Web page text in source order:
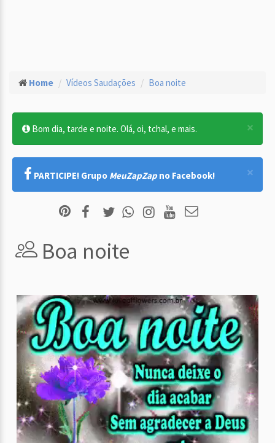
Home Vídeos Saudações Boa noite
×
Bom dia, tarde e noite. Olá, oi, tchal, e mais.
×
PARTICIPE! Grupo MeuZapZap no Facebook!
Boa noite